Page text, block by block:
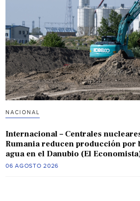
NACIONAL
Internacional – Centrales
Rumania reducen producción por
agua en el Danubio (El
06 AGOSTO 2026